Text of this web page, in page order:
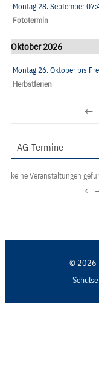
Montag 28. September
Fototermin
Oktober 2026
Montag 26. Oktoberbis
Herbstferien
←
AG-Termine
keine Veranstaltungen
←
© 2026